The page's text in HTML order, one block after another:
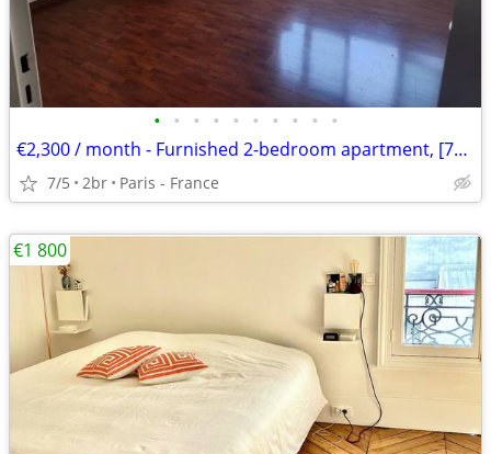
• • • • • • • • • •
€2,300 / month - Furnished 2-bedroom apartment, [70] m², bright, steps
7/5 2br Paris - France
€1 800